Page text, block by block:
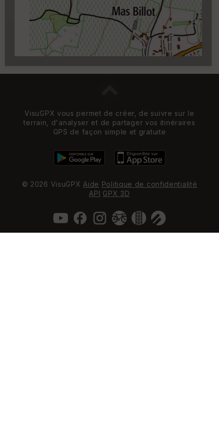
VisuGPX vous permet de créer, de suivre sur le
terrain, d'analyser et de partager vos itinéraires
GPS de façon simple et gratuite
© 2026 VisuGPX Aide Politique de confidentialité
API GPX 3D